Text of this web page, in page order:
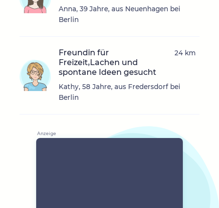
Anna, 39 Jahre, aus Neuenhagen bei
Berlin
Freundin für
Freizeit,Lachen und
spontane Ideen gesucht
Kathy, 58 Jahre, aus Fredersdorf bei
Berlin
24 km